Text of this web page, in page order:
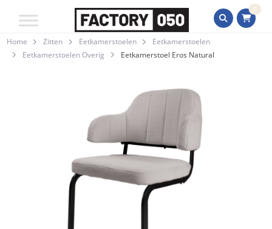
0
Home Zitten Eetkamerstoelen
Eetkamerstoelen
Eetkamerstoelen Overig
Eetkamerstoel Eros Natural